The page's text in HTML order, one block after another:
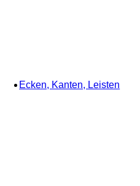
Ecken, Kanten, Leisten